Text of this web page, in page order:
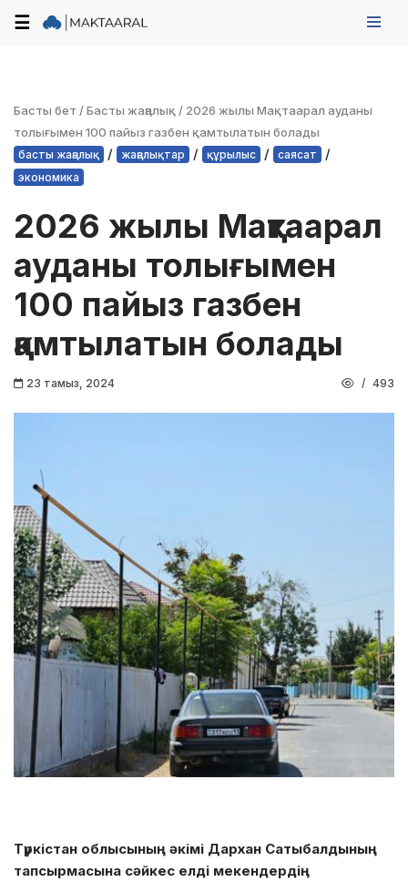
☰
Басты бет /Басты жаңалық / 2026 жылы Мақтаарал ауданы
толығымен 100 пайыз газбен қамтылатын болады
басты жаңалық / жаңалықтар / құрылыс / саясат /
экономика
2026 жылы Мақтаарал
ауданы толығымен
100 пайыз газбен
қамтылатын болады
23 тамыз, 2024 493
Түркістан облысының әкімі Дархан Сатыбалдының
тапсырмасына сәйкес елді мекендердің